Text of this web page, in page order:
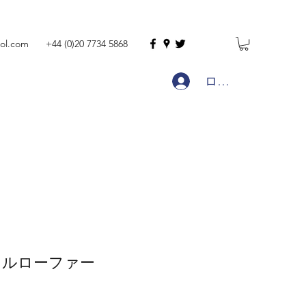
+44 (0)20 7734 5868
ログイン
ローファー